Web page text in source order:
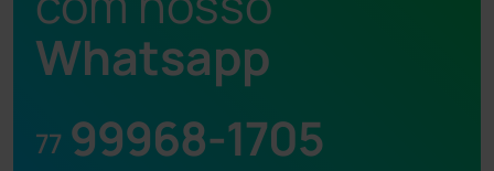
Whatsapp
77 99968-1705